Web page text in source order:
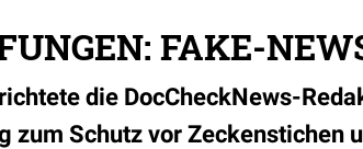
FAKE-
die DocCheckNews-
zum Schutz vor Zeckenstichen